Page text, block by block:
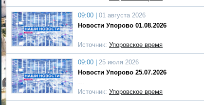
09:00 |
01 августа 2026
Новости Упорово 01.08.2026
…
Источник: Упоровское время
09:00 |
25 июля 2026
Новости Упорово 25.07.2026
…
Источник: Упоровское время